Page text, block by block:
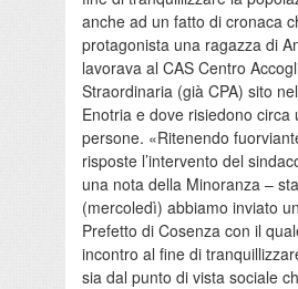
anche ad un fatto di cronaca
protagonista una ragazza di
lavorava al CAS Centro
Straordinaria (già CPA) sito
Enotria e dove risiedono circa
persone. «Ritenendo
risposte l’intervento del
una nota della Minoranza –
(mercoledì) abbiamo inviato
Prefetto di Cosenza con il
incontro al fine di
sia dal punto di vista sociale